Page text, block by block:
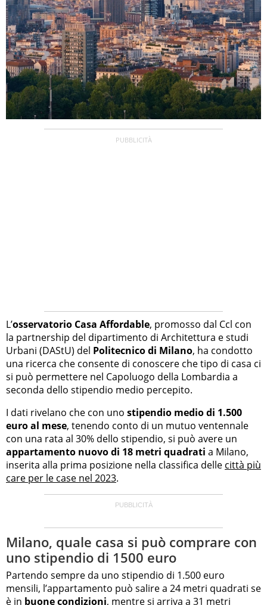
L’osservatorio Casa Affordable, promosso dal Ccl con
la partnership del dipartimento di Architettura e studi
Urbani (DAStU) del Politecnico di Milano, ha condotto
una ricerca che consente di conoscere che tipo di casa ci
si può permettere nel Capoluogo della Lombardia a
seconda dello stipendio medio percepito.
I dati rivelano che con uno stipendio medio di 1.500
euro al mese, tenendo conto di un mutuo ventennale
con una rata al 30% dello stipendio, si può avere un
appartamento nuovo di 18 metri quadrati a Milano,
inserita alla prima posizione nella classifica delle città più
care per le case nel 2023.
Milano, quale casa si può comprare con
uno stipendio di 1500 euro
Partendo sempre da uno stipendio di 1.500 euro
mensili, l’appartamento può salire a 24 metri quadrati se
è in buone condizioni, mentre si arriva a 31 metri